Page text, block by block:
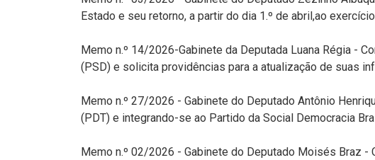
Estado e seu retorno, a partir do dia 1.º de abril,ao
Memo n.º 14/2026-Gabinete da Deputada Luana Régia -
(PSD) e solicita providências para a atualização de suas
Memo n.º 27/2026 - Gabinete do Deputado Antônio
(PDT) e integrando-se ao Partido da Social Democracia
Memo n.º 02/2026 - Gabinete do Deputado Moisés Braz